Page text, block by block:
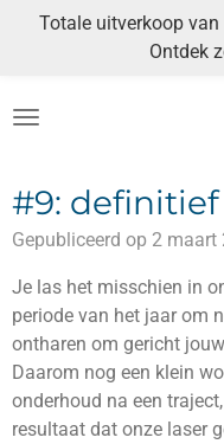
de
Totale uitverkoop
Ontdek
#9:
Gepubliceerd op 2
Je las het misschien in
periode van het jaar om
ontharen om gericht
Daarom nog een klein
onderhoud na een
resultaat dat onze laser